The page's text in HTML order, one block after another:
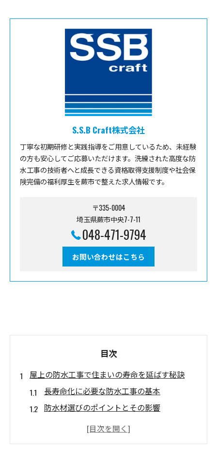
S.S.B Craft株式会社
丁寧な初期研修と実践指導をご用意しているため、未経験
の方も安心してご応募いただけます。洗練された高度な防
水工事の技術者へと成長できる資格取得支援制度や社会保
険完備の福利厚生を蕨市で整えた求人情報です。
〒335-0004
埼玉県蕨市中央7-7-11
048-471-9794
お問い合わせはこちら
目次
屋上の防水工事で住まいの寿命を延ばす秘訣
長寿命化に必要な防水工事の基本
防水材選びのポイントとその影響
定期的な劣化診断がもたらす効果